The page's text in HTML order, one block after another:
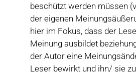
beschützt werden müssen
der eigenen
hier im Fokus, dass der
Meinung ausbildet
der Autor eine
Leser bewirkt und ihn/ sie